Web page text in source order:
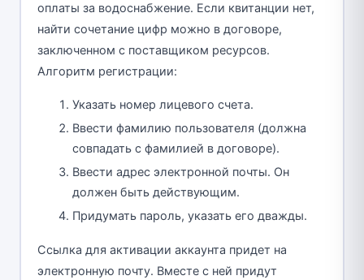
оплаты за водоснабжение. Если квитанции нет,
найти сочетание цифр можно в договоре,
заключенном с поставщиком ресурсов.
Алгоритм регистрации:
Указать номер лицевого счета.
Ввести фамилию пользователя (должна
совпадать с фамилией в договоре).
Ввести адрес электронной почты. Он
должен быть действующим.
Придумать пароль, указать его дважды.
Ссылка для активации аккаунта придет на
электронную почту. Вместе с ней придут